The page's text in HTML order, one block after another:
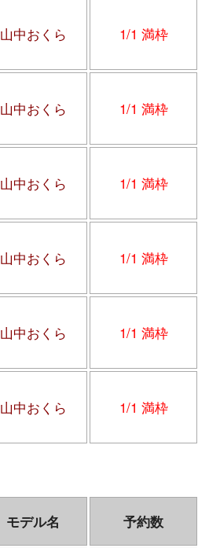
山中おくら 1/1 満枠
山中おくら 1/1 満枠
山中おくら 1/1 満枠
山中おくら 1/1 満枠
山中おくら 1/1 満枠
山中おくら 1/1 満枠
モデル名 予約数